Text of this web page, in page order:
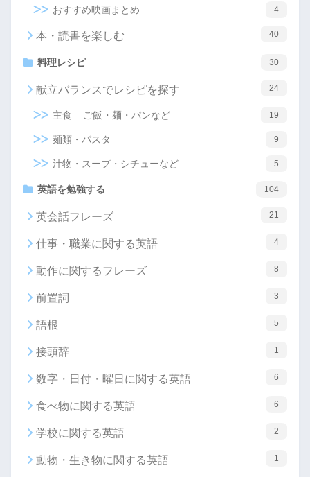
おすすめ映画まとめ 4
本・読書を楽しむ 40
料理レシピ 30
献立バランスでレシピを探す 24
主食 – ご飯・麺・パンなど 19
麺類・パスタ 9
汁物・スープ・シチューなど 5
英語を勉強する 104
英会話フレーズ 21
仕事・職業に関する英語 4
動作に関するフレーズ 8
前置詞 3
語根 5
接頭辞 1
数字・日付・曜日に関する英語 6
食べ物に関する英語 6
学校に関する英語 2
動物・生き物に関する英語 1